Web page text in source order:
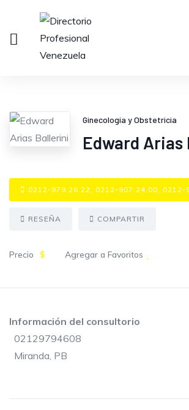
Ginecología y Obstetricia
Edward Arias
0212-979.26.22, 0212-907.24.00, 0212-
RESEÑA COMPARTIR
Precio $ Agregar a Favoritos
Información del consultorio
02129794608
Miranda, PB